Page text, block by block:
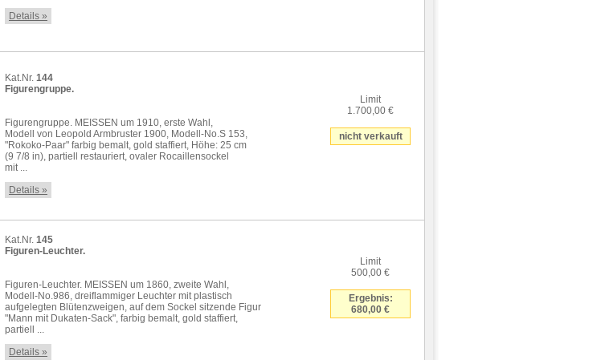
Details »
Kat.Nr. 144
Figurengruppe.
Figurengruppe. MEISSEN um 1910, erste Wahl,
Modell von Leopold Armbruster 1900, Modell-No.S 153,
"Rokoko-Paar" farbig bemalt, gold staffiert, Höhe: 25 cm
(9 7/8 in), partiell restauriert, ovaler Rocaillensockel
mit ...
Details »
Limit
1.700,00 €
nicht verkauft
Kat.Nr. 145
Figuren-Leuchter.
Figuren-Leuchter. MEISSEN um 1860, zweite Wahl,
Modell-No.986, dreiflammiger Leuchter mit plastisch
aufgelegten Blütenzweigen, auf dem Sockel sitzende Figur
"Mann mit Dukaten-Sack", farbig bemalt, gold staffiert,
partiell ...
Details »
Limit
500,00 €
Ergebnis:
680,00 €